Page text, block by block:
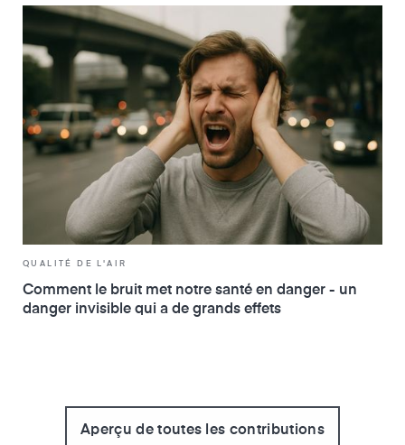
QUALITÉ DE L'AIR
Comment le bruit met notre santé en danger - un
danger invisible qui a de grands effets
Aperçu de toutes les contributions